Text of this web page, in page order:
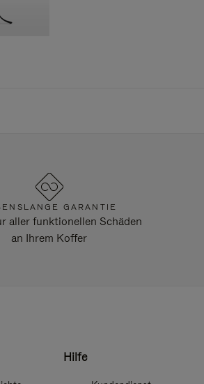
GARANTIE
aller funktionellen Schäden
an Ihrem Koffer
Hilfe